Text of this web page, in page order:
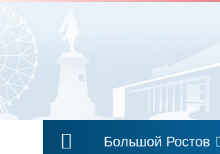
Большой Ростов